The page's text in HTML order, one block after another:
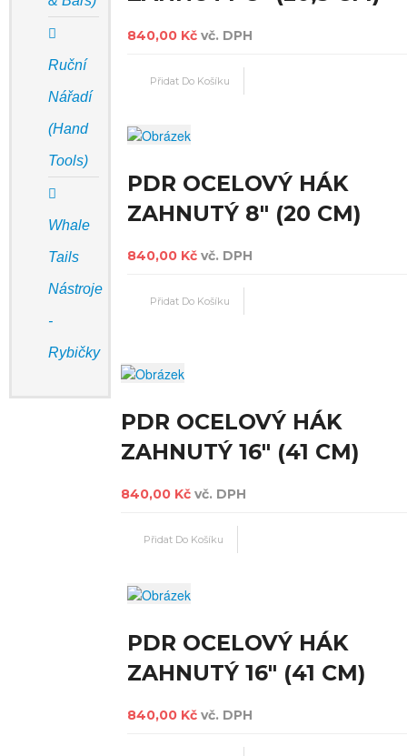
Ruční
Nářadí
(Hand
Tools)
Whale
Tails
Nástroje
-
Rybičky
840,00 Kč vč. DPH
PDR OCELOVÝ HÁK
ZAHNUTÝ 8" (20 CM)
840,00 Kč vč. DPH
PDR OCELOVÝ HÁK
ZAHNUTÝ 16" (41 CM)
840,00 Kč vč. DPH
PDR OCELOVÝ HÁK
ZAHNUTÝ 16" (41 CM)
840,00 Kč vč. DPH